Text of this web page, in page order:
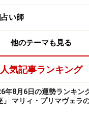
座／牡牛座（4月
い師
他のテーマも見る
人気記事ランキング
年8月6日の運勢ランキン
」 マリィ・プリマヴェラ